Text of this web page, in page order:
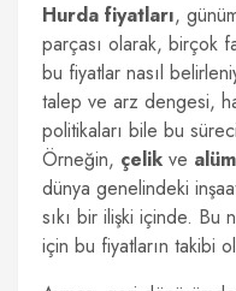
Hurda fiyatları,
parçası olarak, birçok
bu fiyatlar nasıl
talep ve arz dengesi,
politikaları bile bu
Örneğin, çelik ve
dünya genelindeki
sıkı bir ilişki içinde. Bu
için bu fiyatların takibi